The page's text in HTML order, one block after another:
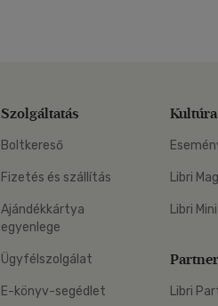
Szolgáltatás
Boltkereső
Fizetés és szállítás
Ajándékkártya
egyenlege
Ügyfélszolgálat
E-könyv-segédlet
Kultúra
Libri
Libri
Libri